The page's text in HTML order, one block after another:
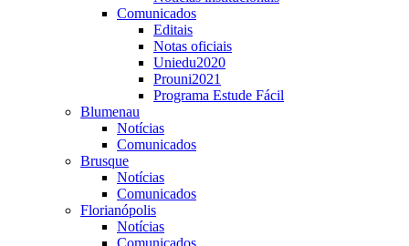
Comunicados
Editais
Notas oficiais
Uniedu2020
Prouni2021
Programa Estude Fácil
Blumenau
Notícias
Comunicados
Brusque
Notícias
Comunicados
Florianópolis
Notícias
Comunicados